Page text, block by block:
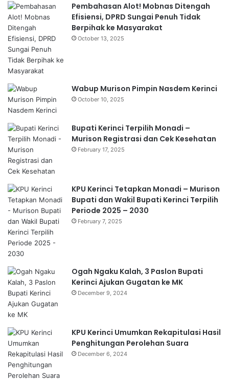
Pembahasan Alot! Mobnas Ditengah
Efisiensi, DPRD Sungai Penuh Tidak
Berpihak ke Masyarakat
October 13, 2025
Wabup Murison Pimpin Nasdem Kerinci
October 10, 2025
Bupati Kerinci Terpilih Monadi –
Murison Registrasi dan Cek Kesehatan
February 17, 2025
KPU Kerinci Tetapkan Monadi – Murison
Bupati dan Wakil Bupati Kerinci Terpilih
Periode 2025 – 2030
February 7, 2025
Ogah Ngaku Kalah, 3 Paslon Bupati
Kerinci Ajukan Gugatan ke MK
December 9, 2024
KPU Kerinci Umumkan Rekapitulasi Hasil
Penghitungan Perolehan Suara
December 6, 2024